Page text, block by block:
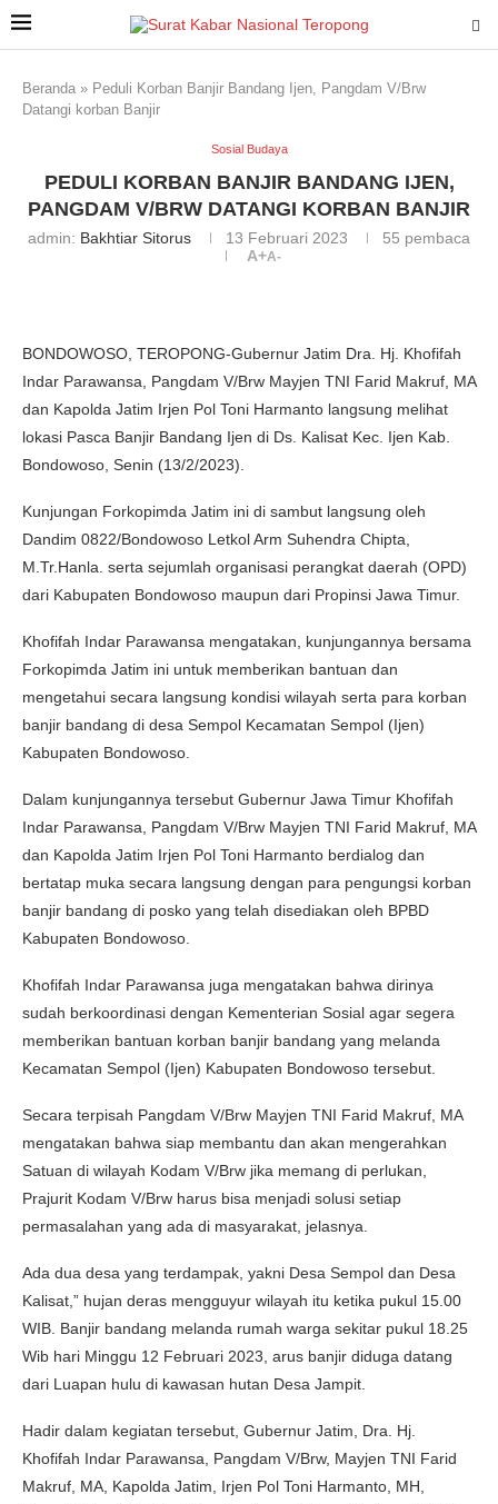
Beranda » Peduli Korban Banjir Bandang Ijen, Pangdam V/Brw
Datangi korban Banjir
Sosial Budaya
PEDULI KORBAN BANJIR BANDANG IJEN,
PANGDAM V/BRW DATANGI KORBAN BANJIR
admin: Bakhtiar Sitorus 13 Februari 2023 55 pembaca
A+A-
BONDOWOSO, TEROPONG-Gubernur Jatim Dra. Hj. Khofifah
Indar Parawansa, Pangdam V/Brw Mayjen TNI Farid Makruf, MA
dan Kapolda Jatim Irjen Pol Toni Harmanto langsung melihat
lokasi Pasca Banjir Bandang Ijen di Ds. Kalisat Kec. Ijen Kab.
Bondowoso, Senin (13/2/2023).
Kunjungan Forkopimda Jatim ini di sambut langsung oleh
Dandim 0822/Bondowoso Letkol Arm Suhendra Chipta,
M.Tr.Hanla. serta sejumlah organisasi perangkat daerah (OPD)
dari Kabupaten Bondowoso maupun dari Propinsi Jawa Timur.
Khofifah Indar Parawansa mengatakan, kunjungannya bersama
Forkopimda Jatim ini untuk memberikan bantuan dan
mengetahui secara langsung kondisi wilayah serta para korban
banjir bandang di desa Sempol Kecamatan Sempol (Ijen)
Kabupaten Bondowoso.
Dalam kunjungannya tersebut Gubernur Jawa Timur Khofifah
Indar Parawansa, Pangdam V/Brw Mayjen TNI Farid Makruf, MA
dan Kapolda Jatim Irjen Pol Toni Harmanto berdialog dan
bertatap muka secara langsung dengan para pengungsi korban
banjir bandang di posko yang telah disediakan oleh BPBD
Kabupaten Bondowoso.
Khofifah Indar Parawansa juga mengatakan bahwa dirinya
sudah berkoordinasi dengan Kementerian Sosial agar segera
memberikan bantuan korban banjir bandang yang melanda
Kecamatan Sempol (Ijen) Kabupaten Bondowoso tersebut.
Secara terpisah Pangdam V/Brw Mayjen TNI Farid Makruf, MA
mengatakan bahwa siap membantu dan akan mengerahkan
Satuan di wilayah Kodam V/Brw jika memang di perlukan,
Prajurit Kodam V/Brw harus bisa menjadi solusi setiap
permasalahan yang ada di masyarakat, jelasnya.
Ada dua desa yang terdampak, yakni Desa Sempol dan Desa
Kalisat,” hujan deras mengguyur wilayah itu ketika pukul 15.00
WIB. Banjir bandang melanda rumah warga sekitar pukul 18.25
Wib hari Minggu 12 Februari 2023, arus banjir diduga datang
dari Luapan hulu di kawasan hutan Desa Jampit.
Hadir dalam kegiatan tersebut, Gubernur Jatim, Dra. Hj.
Khofifah Indar Parawansa, Pangdam V/Brw, Mayjen TNI Farid
Makruf, MA, Kapolda Jatim, Irjen Pol Toni Harmanto, MH,